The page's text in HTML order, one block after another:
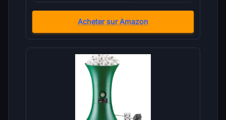
Acheter sur Amazon